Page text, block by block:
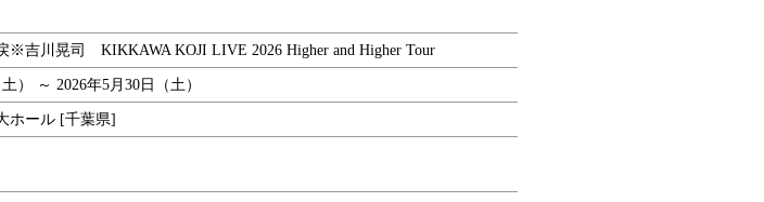
※吉川晃司 KIKKAWA KOJI LIVE 2026 Higher and Higher Tour
） ～ 2026年5月30日（土）
ホール [千葉県]